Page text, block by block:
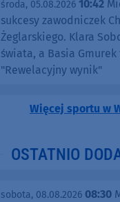
środa, 05.08.2026 10:42
sukcesy zawodniczek
Żeglarskiego. Klara
świata, a Basia
"Rewelacyjny wynik"
Więcej sportu w
OSTATNIO
sobota, 08.08.2026 08:30